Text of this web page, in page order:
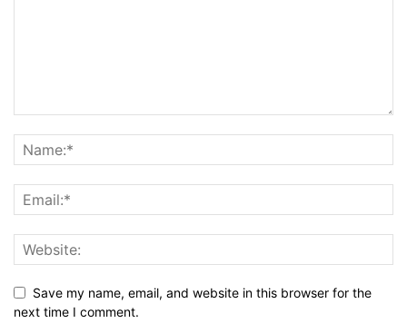
Save my name, email, and website in this browser for the
next time I comment.